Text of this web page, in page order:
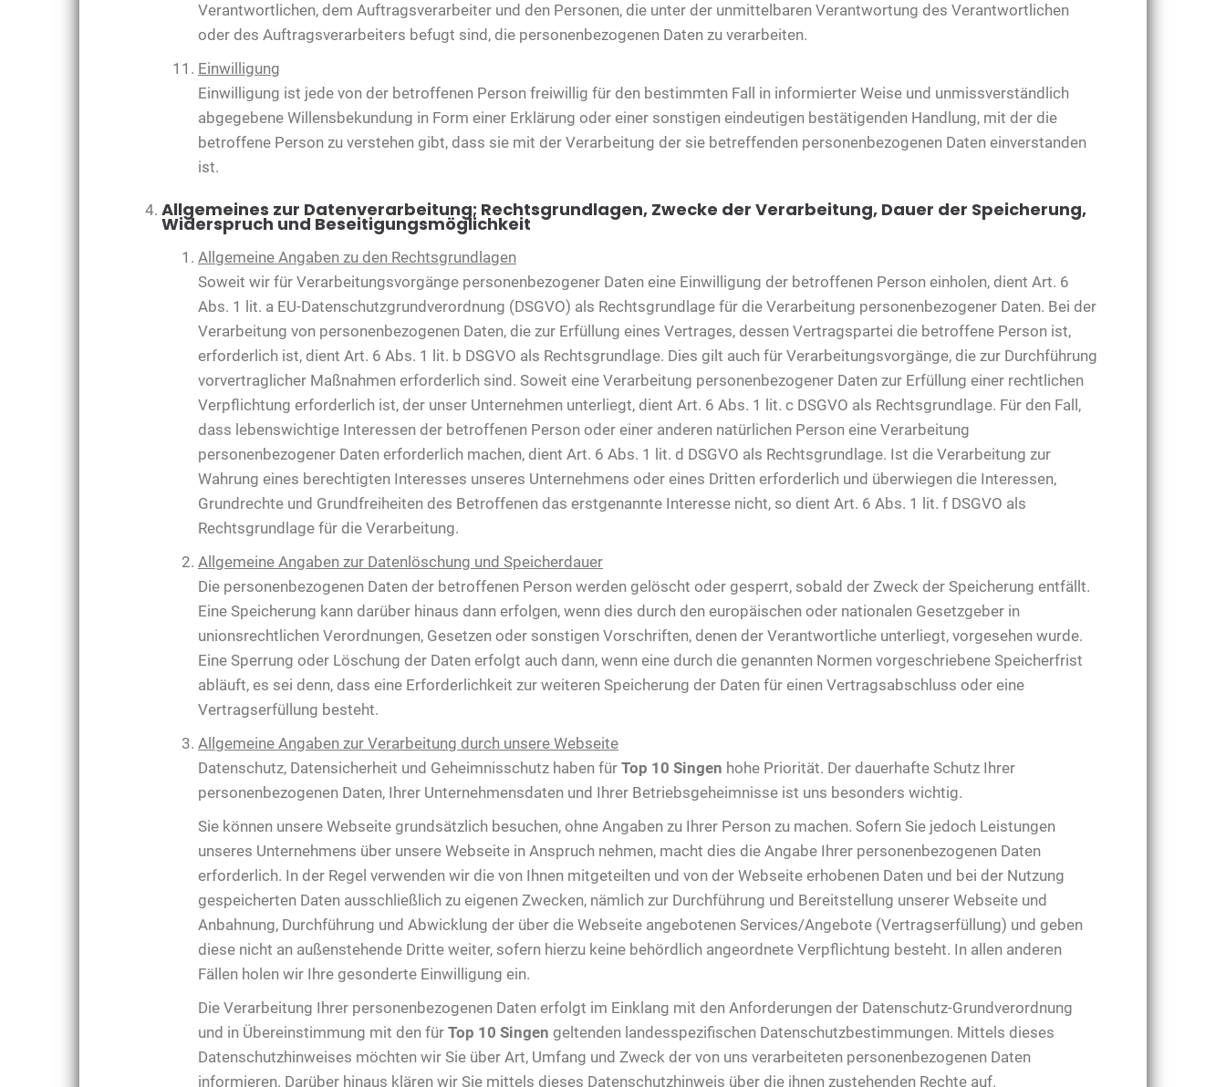
Verantwortlichen, dem Auftragsverarbeiter und den Personen, die unter der unmittelbaren Verantwortung des Verantwortlichen
oder des Auftragsverarbeiters befugt sind, die personenbezogenen Daten zu verarbeiten.
Einwilligung
Einwilligung ist jede von der betroffenen Person freiwillig für den bestimmten Fall in informierter Weise und unmissverständlich
abgegebene Willensbekundung in Form einer Erklärung oder einer sonstigen eindeutigen bestätigenden Handlung, mit der die
betroffene Person zu verstehen gibt, dass sie mit der Verarbeitung der sie betreffenden personenbezogenen Daten einverstanden
ist.
Allgemeines zur Datenverarbeitung; Rechtsgrundlagen, Zwecke der Verarbeitung, Dauer der Speicherung,
Widerspruch und Beseitigungsmöglichkeit
Allgemeine Angaben zu den Rechtsgrundlagen
Soweit wir für Verarbeitungsvorgänge personenbezogener Daten eine Einwilligung der betroffenen Person einholen, dient Art. 6
Abs. 1 lit. a EU-Datenschutzgrundverordnung (DSGVO) als Rechtsgrundlage für die Verarbeitung personenbezogener Daten. Bei der
Verarbeitung von personenbezogenen Daten, die zur Erfüllung eines Vertrages, dessen Vertragspartei die betroffene Person ist,
erforderlich ist, dient Art. 6 Abs. 1 lit. b DSGVO als Rechtsgrundlage. Dies gilt auch für Verarbeitungsvorgänge, die zur Durchführung
vorvertraglicher Maßnahmen erforderlich sind. Soweit eine Verarbeitung personenbezogener Daten zur Erfüllung einer rechtlichen
Verpflichtung erforderlich ist, der unser Unternehmen unterliegt, dient Art. 6 Abs. 1 lit. c DSGVO als Rechtsgrundlage. Für den Fall,
dass lebenswichtige Interessen der betroffenen Person oder einer anderen natürlichen Person eine Verarbeitung
personenbezogener Daten erforderlich machen, dient Art. 6 Abs. 1 lit. d DSGVO als Rechtsgrundlage. Ist die Verarbeitung zur
Wahrung eines berechtigten Interesses unseres Unternehmens oder eines Dritten erforderlich und überwiegen die Interessen,
Grundrechte und Grundfreiheiten des Betroffenen das erstgenannte Interesse nicht, so dient Art. 6 Abs. 1 lit. f DSGVO als
Rechtsgrundlage für die Verarbeitung.
Allgemeine Angaben zur Datenlöschung und Speicherdauer
Die personenbezogenen Daten der betroffenen Person werden gelöscht oder gesperrt, sobald der Zweck der Speicherung entfällt.
Eine Speicherung kann darüber hinaus dann erfolgen, wenn dies durch den europäischen oder nationalen Gesetzgeber in
unionsrechtlichen Verordnungen, Gesetzen oder sonstigen Vorschriften, denen der Verantwortliche unterliegt, vorgesehen wurde.
Eine Sperrung oder Löschung der Daten erfolgt auch dann, wenn eine durch die genannten Normen vorgeschriebene Speicherfrist
abläuft, es sei denn, dass eine Erforderlichkeit zur weiteren Speicherung der Daten für einen Vertragsabschluss oder eine
Vertragserfüllung besteht.
Allgemeine Angaben zur Verarbeitung durch unsere Webseite
Datenschutz, Datensicherheit und Geheimnisschutz haben für Top 10 Singen hohe Priorität. Der dauerhafte Schutz Ihrer
personenbezogenen Daten, Ihrer Unternehmensdaten und Ihrer Betriebsgeheimnisse ist uns besonders wichtig.
Sie können unsere Webseite grundsätzlich besuchen, ohne Angaben zu Ihrer Person zu machen. Sofern Sie jedoch Leistungen
unseres Unternehmens über unsere Webseite in Anspruch nehmen, macht dies die Angabe Ihrer personenbezogenen Daten
erforderlich. In der Regel verwenden wir die von Ihnen mitgeteilten und von der Webseite erhobenen Daten und bei der Nutzung
gespeicherten Daten ausschließlich zu eigenen Zwecken, nämlich zur Durchführung und Bereitstellung unserer Webseite und
Anbahnung, Durchführung und Abwicklung der über die Webseite angebotenen Services/Angebote (Vertragserfüllung) und geben
diese nicht an außenstehende Dritte weiter, sofern hierzu keine behördlich angeordnete Verpflichtung besteht. In allen anderen
Fällen holen wir Ihre gesonderte Einwilligung ein.
Die Verarbeitung Ihrer personenbezogenen Daten erfolgt im Einklang mit den Anforderungen der Datenschutz-Grundverordnung
und in Übereinstimmung mit den für Top 10 Singen geltenden landesspezifischen Datenschutzbestimmungen. Mittels dieses
Datenschutzhinweises möchten wir Sie über Art, Umfang und Zweck der von uns verarbeiteten personenbezogenen Daten
informieren. Darüber hinaus klären wir Sie mittels dieses Datenschutzhinweis über die ihnen zustehenden Rechte auf.